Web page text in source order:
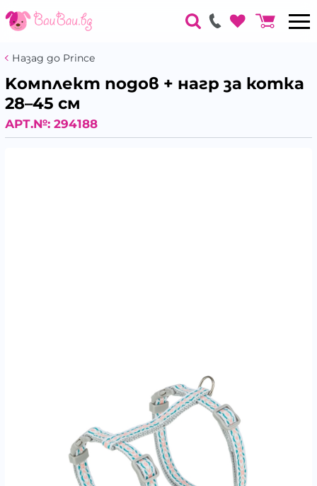
Назад до Prince
Koмплект подов + нагр за котка
28–45 см
АРТ.№: 294188